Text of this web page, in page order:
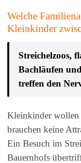
Welche
Kleinkinder
Streichelzoos,
Bachläufen
treffen den
Kleinkinder wollen
brauchen keine
Ein Besuch im
Bauernhofs